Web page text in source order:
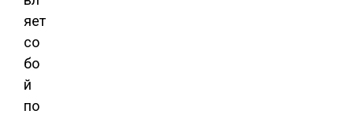
яет
со
бо
й
по